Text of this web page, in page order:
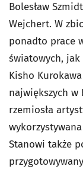
Bolesław
Wejchert. W
ponadto prace
światowych,
Kisho
największych
rzemiosła
Stanowi także